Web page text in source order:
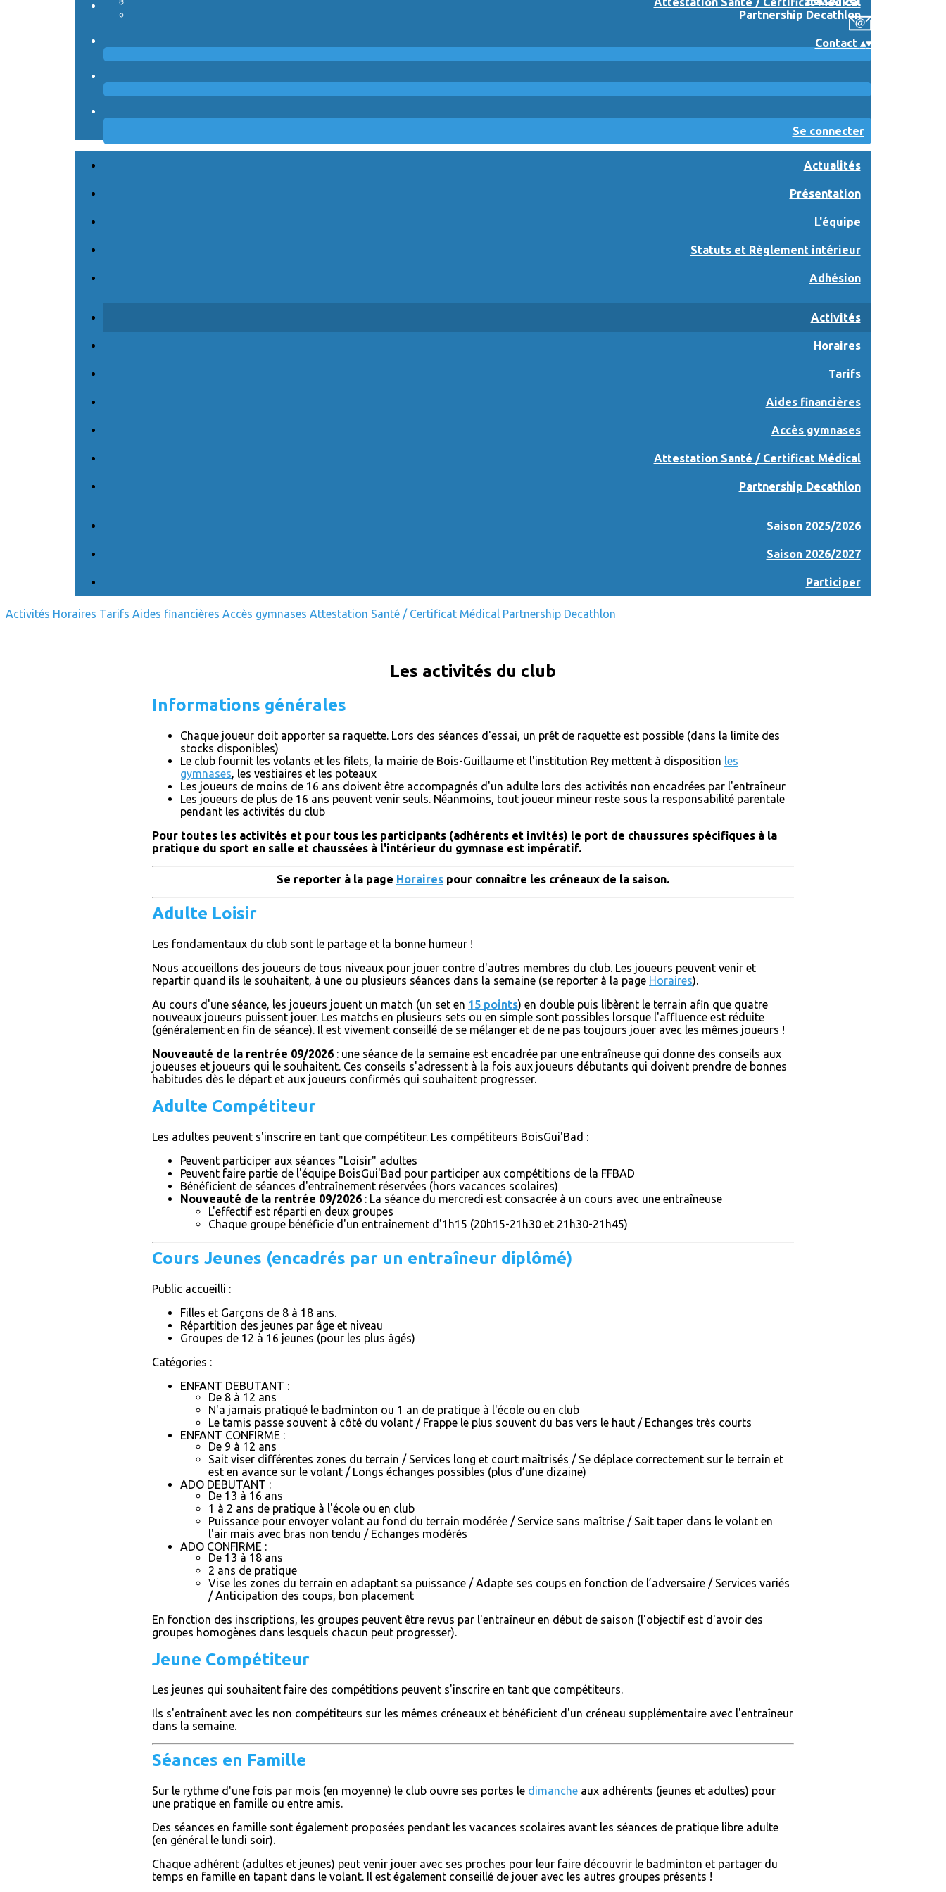
Partnership Decathlon
Contact ▴▾
Se connecter
Actualités
Présentation
L'équipe
Statuts et Règlement intérieur
Adhésion
Activités
Horaires
Tarifs
Aides financières
Accès gymnases
Attestation Santé / Certificat Médical
Partnership Decathlon
Saison 2025/2026
Saison 2026/2027
Participer
Activités Horaires Tarifs Aides financières Accès gymnases Attestation Santé / Certificat Médical Partnership Decathlon
Les activités du club
Informations générales
Chaque joueur doit apporter sa raquette. Lors des séances d'essai, un prêt de raquette est possible (dans la limite des
stocks disponibles)
Le club fournit les volants et les filets, la mairie de Bois-Guillaume et l'institution Rey mettent à disposition les
gymnases, les vestiaires et les poteaux
Les joueurs de moins de 16 ans doivent être accompagnés d'un adulte lors des activités non encadrées par l'entraîneur
Les joueurs de plus de 16 ans peuvent venir seuls. Néanmoins, tout joueur mineur reste sous la responsabilité parentale
pendant les activités du club
Pour toutes les activités et pour tous les participants (adhérents et invités) le port de chaussures spécifiques à la
pratique du sport en salle et chaussées à l'intérieur du gymnase est impératif.
Se reporter à la page Horaires pour connaître les créneaux de la saison.
Adulte Loisir
Les fondamentaux du club sont le partage et la bonne humeur !
Nous accueillons des joueurs de tous niveaux pour jouer contre d'autres membres du club. Les joueurs peuvent venir et
repartir quand ils le souhaitent, à une ou plusieurs séances dans la semaine (se reporter à la page Horaires).
Au cours d'une séance, les joueurs jouent un match (un set en 15 points) en double puis libèrent le terrain afin que quatre
nouveaux joueurs puissent jouer. Les matchs en plusieurs sets ou en simple sont possibles lorsque l'affluence est réduite
(généralement en fin de séance). Il est vivement conseillé de se mélanger et de ne pas toujours jouer avec les mêmes joueurs !
Nouveauté de la rentrée 09/2026 : une séance de la semaine est encadrée par une entraîneuse qui donne des conseils aux
joueuses et joueurs qui le souhaitent. Ces conseils s'adressent à la fois aux joueurs débutants qui doivent prendre de bonnes
habitudes dès le départ et aux joueurs confirmés qui souhaitent progresser.
Adulte Compétiteur
Les adultes peuvent s'inscrire en tant que compétiteur. Les compétiteurs BoisGui'Bad :
Peuvent participer aux séances "Loisir" adultes
Peuvent faire partie de l'équipe BoisGui'Bad pour participer aux compétitions de la FFBAD
Bénéficient de séances d'entraînement réservées (hors vacances scolaires)
Nouveauté de la rentrée 09/2026 : La séance du mercredi est consacrée à un cours avec une entraîneuse
L'effectif est réparti en deux groupes
Chaque groupe bénéficie d'un entraînement d'1h15 (20h15-21h30 et 21h30-21h45)
Cours Jeunes (encadrés par un entraîneur diplômé)
Public accueilli :
Filles et Garçons de 8 à 18 ans.
Répartition des jeunes par âge et niveau
Groupes de 12 à 16 jeunes (pour les plus âgés)
Catégories :
ENFANT DEBUTANT :
De 8 à 12 ans
N'a jamais pratiqué le badminton ou 1 an de pratique à l'école ou en club
Le tamis passe souvent à côté du volant / Frappe le plus souvent du bas vers le haut / Echanges très courts
ENFANT CONFIRME :
De 9 à 12 ans
Sait viser différentes zones du terrain / Services long et court maîtrisés / Se déplace correctement sur le terrain et
est en avance sur le volant / Longs échanges possibles (plus d’une dizaine)
ADO DEBUTANT :
De 13 à 16 ans
1 à 2 ans de pratique à l'école ou en club
Puissance pour envoyer volant au fond du terrain modérée / Service sans maîtrise / Sait taper dans le volant en
l'air mais avec bras non tendu / Echanges modérés
ADO CONFIRME :
De 13 à 18 ans
2 ans de pratique
Vise les zones du terrain en adaptant sa puissance / Adapte ses coups en fonction de l’adversaire / Services variés
/ Anticipation des coups, bon placement
En fonction des inscriptions, les groupes peuvent être revus par l'entraîneur en début de saison (l'objectif est d'avoir des
groupes homogènes dans lesquels chacun peut progresser).
Jeune Compétiteur
Les jeunes qui souhaitent faire des compétitions peuvent s'inscrire en tant que compétiteurs.
Ils s'entraînent avec les non compétiteurs sur les mêmes créneaux et bénéficient d'un créneau supplémentaire avec l'entraîneur
dans la semaine.
Séances en Famille
Sur le rythme d'une fois par mois (en moyenne) le club ouvre ses portes le dimanche aux adhérents (jeunes et adultes) pour
une pratique en famille ou entre amis.
Des séances en famille sont également proposées pendant les vacances scolaires avant les séances de pratique libre adulte
(en général le lundi soir).
Chaque adhérent (adultes et jeunes) peut venir jouer avec ses proches pour leur faire découvrir le badminton et partager du
temps en famille en tapant dans le volant. Il est également conseillé de jouer avec les autres groupes présents !